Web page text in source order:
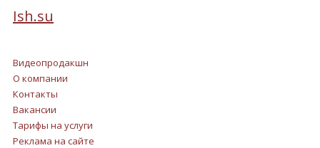
Ish.su
Видеопродакшн
О компании
Контакты
Вакансии
Тарифы на услуги
Реклама на сайте